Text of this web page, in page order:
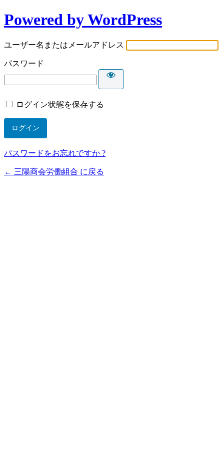
Powered by WordPress
ユーザー名またはメールアドレス
パスワード
ログイン状態を保存する
パスワードをお忘れですか ?
← 三陽商会労働組合 に戻る